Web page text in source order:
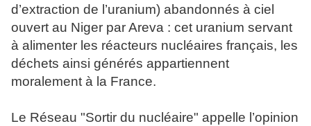
d’extraction de l’uranium) abandonnés à ciel
ouvert au Niger par Areva : cet uranium servant
à alimenter les réacteurs nucléaires français, les
déchets ainsi générés appartiennent
moralement à la France.
Le Réseau "Sortir du nucléaire" appelle l’opinion